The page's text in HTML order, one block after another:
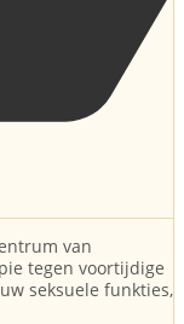
van
tegen voortijdige
seksuele funkties,